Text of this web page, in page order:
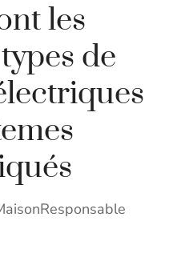
les
de